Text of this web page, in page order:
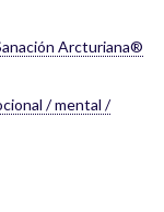
Arcturiana®
/ mental /